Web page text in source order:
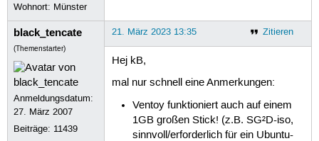
Wohnort: Münster
black_tencate
(Themenstarter)
Anmeldungsdatum:
27. März 2007
Beiträge: 11439
Zitieren
21. März 2023 13:35
Hej kB,
mal nur schnell eine Anmerkungen:
Ventoy funktioniert auch auf einem
1GB großen Stick! (z.B. SG²D-iso,
sinnvoll/erforderlich für ein Ubuntu-